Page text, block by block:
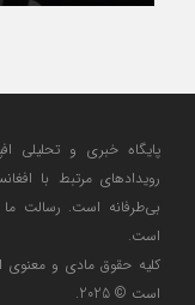
پایگاه خبری و تحلیلی
رویدادهای مرتبط با
بی‌طرفانه است. رسالت
است.
کلیه حقوق مادی و معنوی
است © 2025.